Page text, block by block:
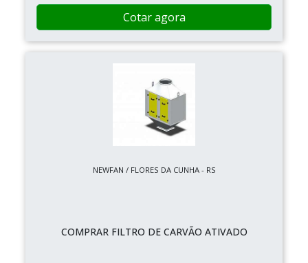
Cotar agora
NEWFAN / FLORES DA CUNHA - RS
COMPRAR FILTRO DE CARVÃO ATIVADO